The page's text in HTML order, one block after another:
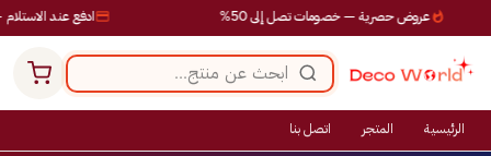
ادفع عند الاستلام عروض حصرية — خصومات تصل إلى 50%
الرئيسية المتجر اتصل بنا